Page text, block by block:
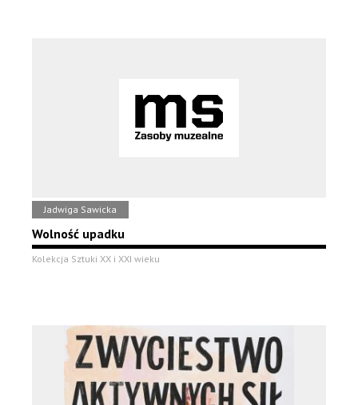
Jadwiga Sawicka
Wolność upadku
Kolekcja Sztuki XX i XXI wieku